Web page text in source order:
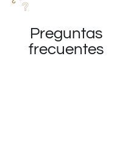
Preguntas
frecuentes